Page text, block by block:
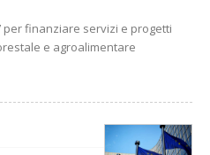
per finanziare servizi e progetti
e agroalimentare